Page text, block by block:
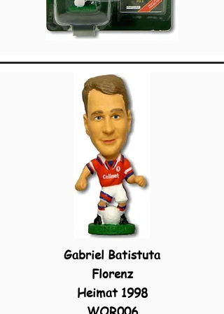
Gabriel Batistuta
Florenz
Heimat 1998